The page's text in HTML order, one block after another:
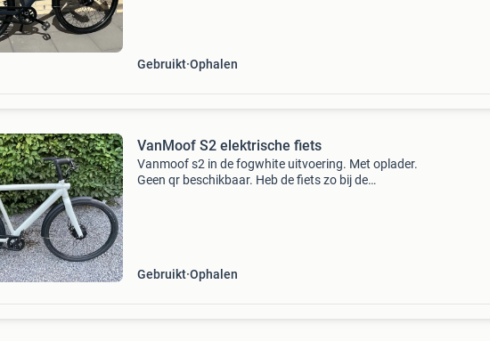
Gebruikt Ophalen
VanMoof S2 elektrische fiets
Vanmoof s2 in de fogwhite uitvoering. Met oplader.
Geen qr beschikbaar. Heb de fiets zo bij de
Gebruikt Ophalen